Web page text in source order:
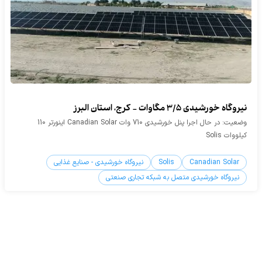
نیروگاه خورشیدی 3/5 مگاوات - کرج، استان البرز
وضعیت: در حال اجرا پنل خورشیدی 710 وات Canadian Solar اینورتر 110
کیلووات Solis
Canadian Solar
Solis
نیروگاه خورشیدی - صنایع غذایی
نیروگاه خورشیدی متصل به شبکه تجاری صنعتی